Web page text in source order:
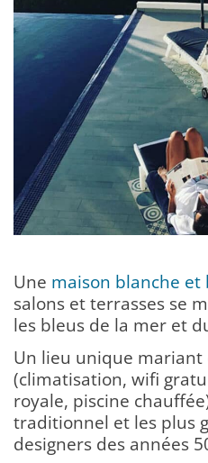
Une maison blanche et
salons et terrasses se
les bleus de la mer et
Un lieu unique
(climatisation, wifi
royale, piscine
traditionnel et les plus
designers des années